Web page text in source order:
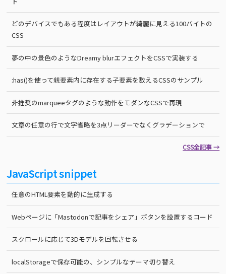
どのデバイスでもある程度はレイアウトが綺麗に見える100バイトの
CSS
夢の中の景色のようなDreamy blurエフェクトをCSSで実装する
:has()を使って親要素内に存在する子要素を数えるCSSのサンプル
非推奨のmarqueeタグのような動作をモダンなCSSで再現
文章の任意の行で文字省略を3点リーダーでなくグラデーションで
CSS全記事 →
JavaScript snippet
任意のHTML要素を動的に生成する
Webページに「Mastodonで記事をシェア」ボタンを設置するコード
スクロールに応じて3Dモデルを回転させる
localStorageで保存可能の、シンプルなテーマ切り替え